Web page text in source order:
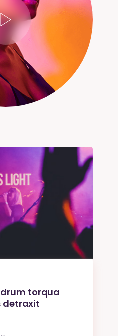
torqua
detraxit